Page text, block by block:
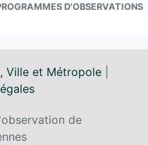
D'OBSERVATIONS
Ville et Métropole|
de